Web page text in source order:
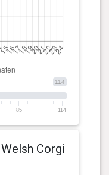
114
85 114
Corgi